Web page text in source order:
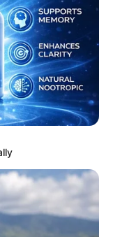
kelebihan dia.